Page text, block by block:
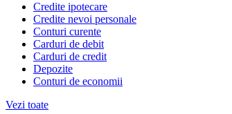
Credite ipotecare
Credite nevoi personale
Conturi curente
Carduri de debit
Carduri de credit
Depozite
Conturi de economii
Vezi toate